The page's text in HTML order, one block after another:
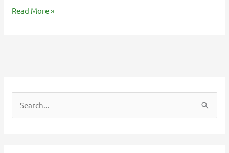
Read More »